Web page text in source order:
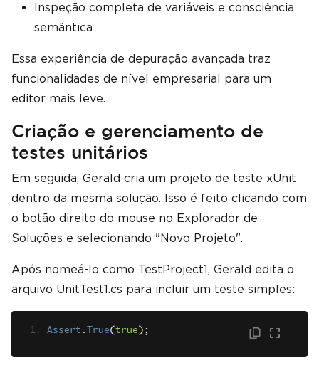
Inspeção completa de variáveis ​​e consciência
semântica
Essa experiência de depuração avançada traz
funcionalidades de nível empresarial para um
editor mais leve.
Criação e gerenciamento de
testes unitários
Em seguida, Gerald cria um projeto de teste xUnit
dentro da mesma solução. Isso é feito clicando com
o botão direito do mouse no Explorador de
Soluções e selecionando "Novo Projeto".
Após nomeá-lo como TestProject1, Gerald edita o
arquivo UnitTest1.cs para incluir um teste simples:
Assert . True( true );